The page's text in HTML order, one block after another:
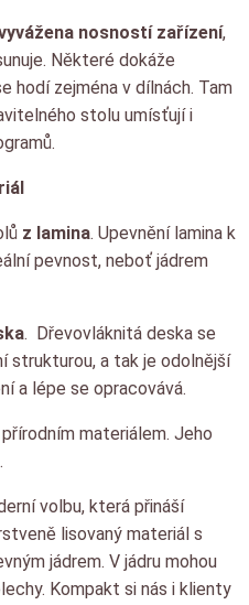
nosností zařízení,
Některé dokáže
hodí zejména v dílnách. Tam
stolu umísťují i
z lamina. Upevnění lamina k
pevnost, neboť jádrem
. Dřevovláknitá deska se
strukturou, a tak je odolnější
a lépe se opracovává.
materiálem. Jeho
volbu, která přináší
lisovaný materiál s
jádrem. V jádru mohou
Kompakt si nás i klienty